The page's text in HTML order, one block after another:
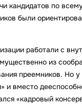
кандидатов по
были
работали с
из
преемников. Но у
и вместо
«кадровый